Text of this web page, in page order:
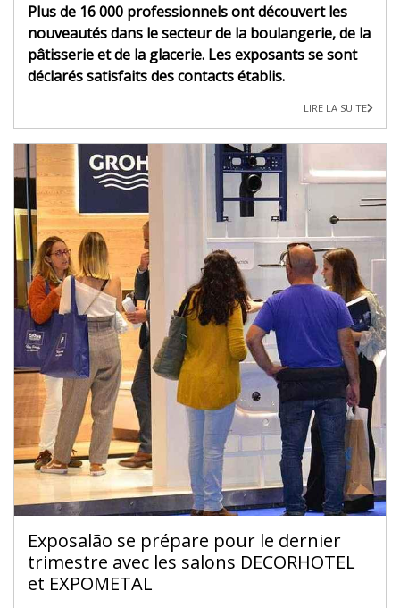
Plus de 16 000 professionnels ont découvert les
nouveautés dans le secteur de la boulangerie, de la
pâtisserie et de la glacerie. Les exposants se sont
déclarés satisfaits des contacts établis.
LIRE LA SUITE
Exposalão se prépare pour le dernier
trimestre avec les salons DECORHOTEL
et EXPOMETAL